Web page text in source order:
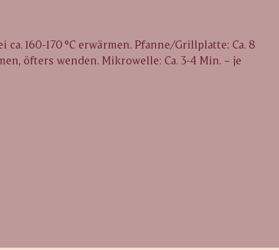
160-170 °C erwärmen. Pfanne/Grillplatte: Ca. 8
öfters wenden. Mikrowelle: Ca. 3-4 Min. – je